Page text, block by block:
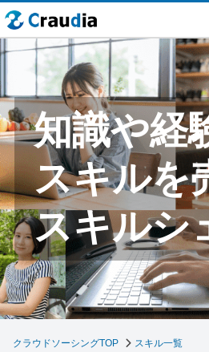
知識や経
スキルを
スキルシ
クラウドソーシングTOP スキル一覧